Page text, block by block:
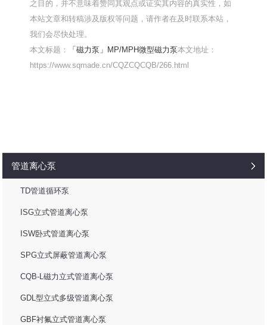
之目的，并不意味着赞同其观点或证实其内容的真实性，如
本站文章和转稿涉及版权等问题，请作者在及时联系本站，
我们会尽快处理。
本文标题：
「磁力泵」MP/MPH微型磁力泵本文地址：
https://www.sqmade.cn/CQZCQCQB/266.html
管道离心泵
TD管道循环泵
ISG立式管道离心泵
ISW卧式管道离心泵
SPG立式屏蔽管道离心泵
CQB-L磁力立式管道离心泵
GDL型立式多级管道离心泵
GBF衬氟立式管道离心泵